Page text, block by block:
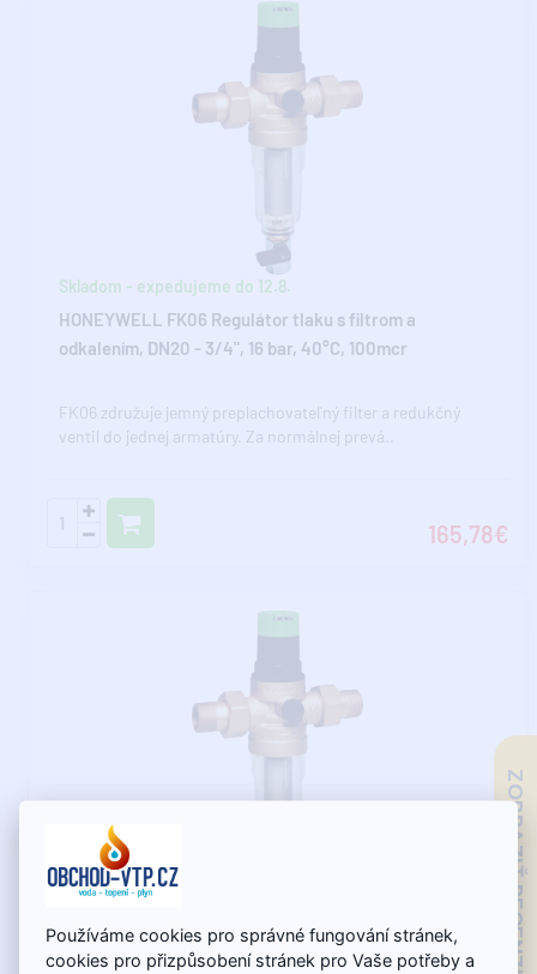
ZOBRAZIŤ RECENZIE
Skladom - expedujeme do 12.8.
HONEYWELL FK06 Regulátor tlaku s filtrom a
odkalením, DN20 - 3/4", 16 bar, 40°C, 100mcr
FK06 združuje jemný preplachovateľný filter a redukčný
ventil do jednej armatúry. Za normálnej prevá..
165,78€
Skladom - expedujeme do 12.8.
HONEYWELL FK06 Regulátor tlaku s filtrom a
odkalením, DN25 - 1", 16 bar, 40°C, 100mcr
Používáme cookies pro správné fungování stránek,
cookies pro přizpůsobení stránek pro Vaše potřeby a